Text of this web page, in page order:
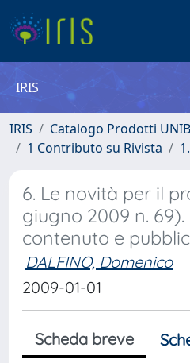
IRIS
IRIS
Catalogo Prodotti
1 Contributo su Rivista
6. Le novità per il
giugno 2009 n. 69).
contenuto e
DALFINO, Domenico
2009-01-01
Scheda breve